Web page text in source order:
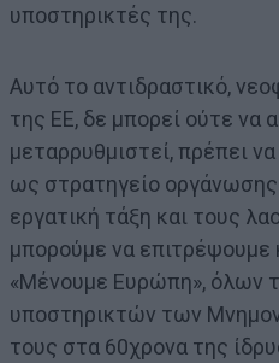
υποστηρικτές της.
Αυτό το αντιδραστικό,
της ΕΕ, δε μπορεί ούτε να
μεταρρυθμιστεί, πρέπει
ως στρατηγείο
εργατική τάξη και τους
μπορούμε να επιτρέψουμε
«Μένουμε Ευρώπη», όλων
υποστηρικτών των
τους στα 60χρονα της